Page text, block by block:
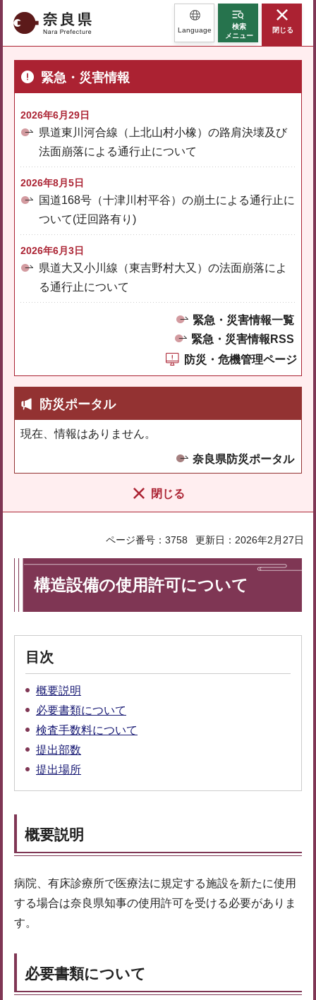
奈良県 Language
検索
メニュー
閉じる
緊急・災害情報
2026年6月29日
県道東川河合線（上北山村小橡）の路肩決壊及び
法面崩落による通行止について
2026年8月5日
国道168号（十津川村平谷）の崩土による通行止に
ついて(迂回路有り)
2026年6月3日
県道大又小川線（東吉野村大又）の法面崩落によ
る通行止について
緊急・災害情報一覧
緊急・災害情報RSS
防災・危機管理ページ
防災ポータル
現在、情報はありません。
奈良県防災ポータル
閉じる
ページ番号：3758 更新日：2026年2月27日
構造設備の使用許可について
目次
概要説明
必要書類について
検査手数料について
提出部数
提出場所
概要説明
病院、有床診療所で医療法に規定する施設を新たに使用
する場合は奈良県知事の使用許可を受ける必要がありま
す。
必要書類について